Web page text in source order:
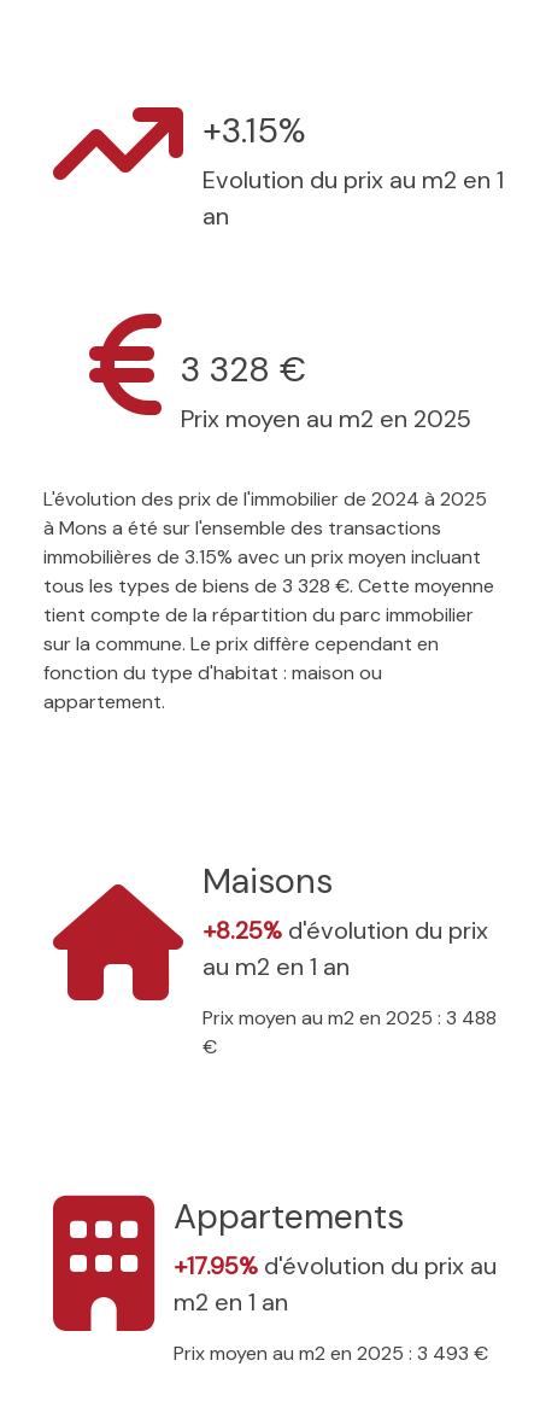
+3.15%
Evolution du prix au m2 en 1
an
3 328 €
Prix moyen au m2 en 2025
L'évolution des prix de l'immobilier de 2024 à 2025
à Mons a été sur l'ensemble des transactions
immobilières de 3.15% avec un prix moyen incluant
tous les types de biens de 3 328 €. Cette moyenne
tient compte de la répartition du parc immobilier
sur la commune. Le prix diffère cependant en
fonction du type d'habitat : maison ou
appartement.
Maisons
+8.25% d'évolution du prix
au m2 en 1 an
Prix moyen au m2 en 2025 : 3 488
€
Appartements
+17.95% d'évolution du prix au
m2 en 1 an
Prix moyen au m2 en 2025 : 3 493 €